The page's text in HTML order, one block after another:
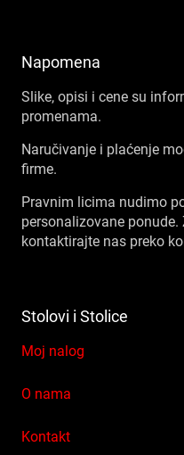
Napomena
Slike, opisi i cene su
promenama.
Naručivanje i plaćenje
firme.
Pravnim licima nudimo
personalizovane
kontaktirajte nas preko
Stolovi i Stolice
Moj nalog
O nama
Kontakt